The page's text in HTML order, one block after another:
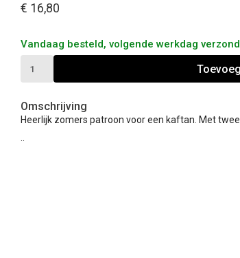
€ 16,80
Vandaag besteld, volgende werkdag
Omschrijving
Heerlijk zomers patroon voor een kaftan. Met